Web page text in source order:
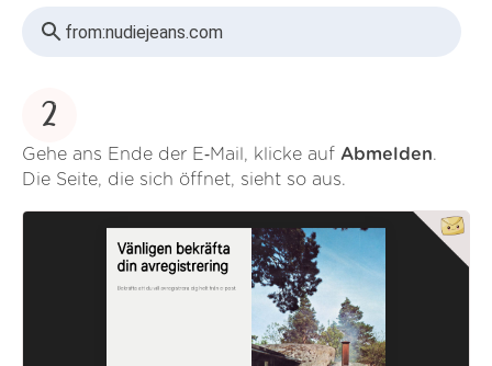
from:nudiejeans.com
2
Gehe ans Ende der E‑Mail, klicke auf Abmelden.
Die Seite, die sich öffnet, sieht so aus.